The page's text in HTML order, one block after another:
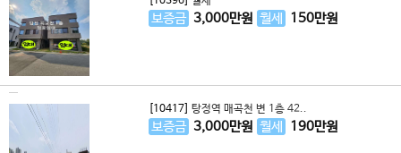
보증금 3,000만원 월세 150만원
[10417] 탕정역 매곡천 변 1층 42..
보증금 3,000만원 월세 190만원